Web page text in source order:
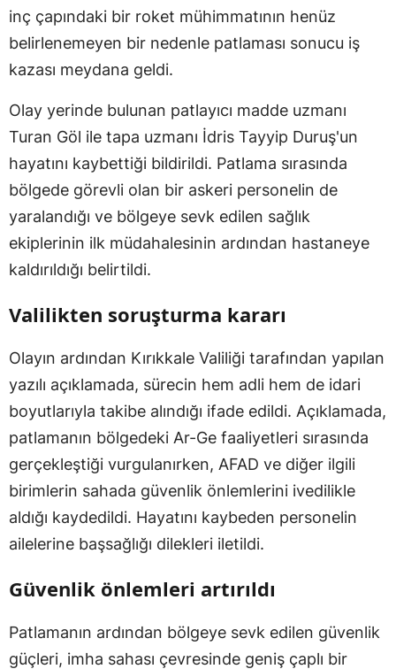
inç çapındaki bir roket mühimmatının henüz
belirlenemeyen bir nedenle patlaması sonucu iş
kazası meydana geldi.
Olay yerinde bulunan patlayıcı madde uzmanı
Turan Göl ile tapa uzmanı İdris Tayyip Duruş'un
hayatını kaybettiği bildirildi. Patlama sırasında
bölgede görevli olan bir askeri personelin de
yaralandığı ve bölgeye sevk edilen sağlık
ekiplerinin ilk müdahalesinin ardından hastaneye
kaldırıldığı belirtildi.
Valilikten soruşturma kararı
Olayın ardından Kırıkkale Valiliği tarafından yapılan
yazılı açıklamada, sürecin hem adli hem de idari
boyutlarıyla takibe alındığı ifade edildi. Açıklamada,
patlamanın bölgedeki Ar-Ge faaliyetleri sırasında
gerçekleştiği vurgulanırken, AFAD ve diğer ilgili
birimlerin sahada güvenlik önlemlerini ivedilikle
aldığı kaydedildi. Hayatını kaybeden personelin
ailelerine başsağlığı dilekleri iletildi.
Güvenlik önlemleri artırıldı
Patlamanın ardından bölgeye sevk edilen güvenlik
güçleri, imha sahası çevresinde geniş çaplı bir